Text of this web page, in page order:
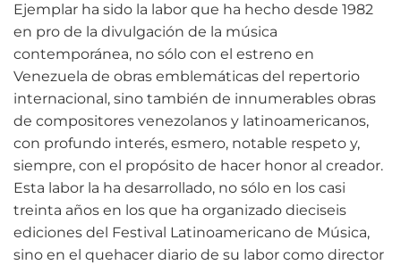
Ejemplar ha sido la labor que ha hecho desde 1982
en pro de la divulgación de la música
contemporánea, no sólo con el estreno en
Venezuela de obras emblemáticas del repertorio
internacional, sino también de innumerables obras
de compositores venezolanos y latinoamericanos,
con profundo interés, esmero, notable respeto y,
siempre, con el propósito de hacer honor al creador.
Esta labor la ha desarrollado, no sólo en los casi
treinta años en los que ha organizado dieciseis
ediciones del Festival Latinoamericano de Música,
sino en el quehacer diario de su labor como director